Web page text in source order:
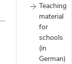
Teaching
material
for
schools
(in
German)